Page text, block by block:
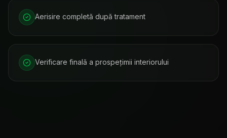
Aerisire completă după tratament
Verificare finală a prospețimii interiorului